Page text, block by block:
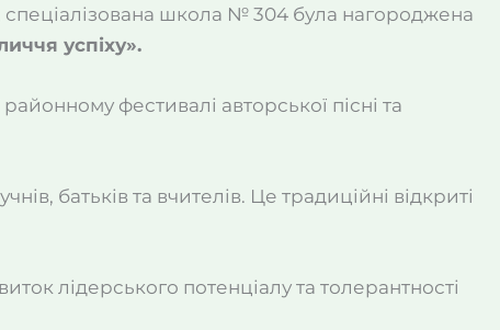
спеціалізована школа № 304 була нагороджена
успіху».
районному фестивалі авторської пісні та
батьків та вчителів. Це традиційні відкриті
лідерського потенціалу та толерантності